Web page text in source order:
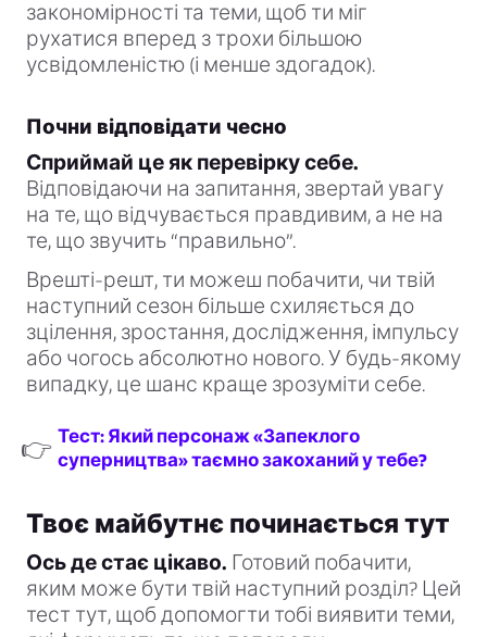
закономірності та теми, щоб ти міг
рухатися вперед з трохи більшою
усвідомленістю (і менше здогадок).
Почни відповідати чесно
Сприймай це як перевірку себе.
Відповідаючи на запитання, звертай увагу
на те, що відчувається правдивим, а не на
те, що звучить “правильно”.
Врешті-решт, ти можеш побачити, чи твій
наступний сезон більше схиляється до
зцілення, зростання, дослідження, імпульсу
або чогось абсолютно нового. У будь-якому
випадку, це шанс краще зрозуміти себе.
👉 Тест: Який персонаж «Запеклого
суперництва» таємно закоханий у тебе?
Твоє майбутнє починається тут
Ось де стає цікаво. Готовий побачити,
яким може бути твій наступний розділ? Цей
тест тут, щоб допомогти тобі виявити теми,